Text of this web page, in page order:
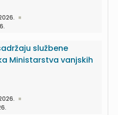
službene
Ministarstva vanjskih